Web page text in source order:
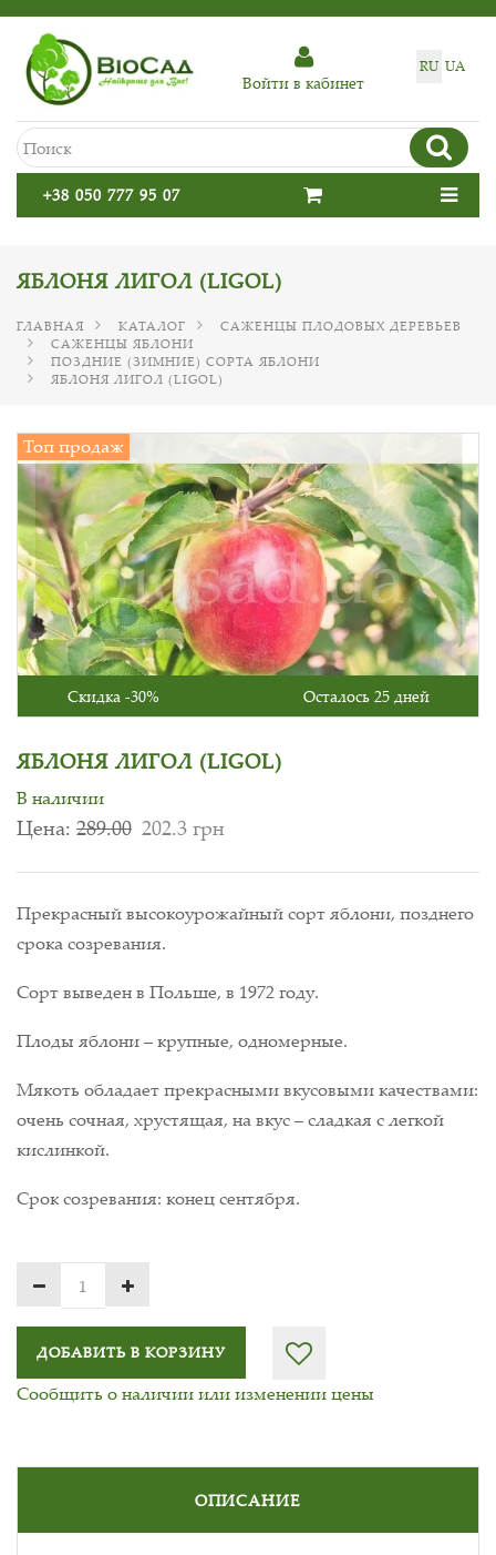
RU UA
Войти в кабинет
+38 050 777 95 07
ЯБЛОНЯ ЛИГОЛ (LIGOL)
ГЛАВНАЯ КАТАЛОГ
САЖЕНЦЫ ПЛОДОВЫХ ДЕРЕВЬЕВ
САЖЕНЦЫ ЯБЛОНИ
ПОЗДНИЕ (ЗИМНИЕ) СОРТА ЯБЛОНИ
ЯБЛОНЯ ЛИГОЛ (LIGOL)
Топ продаж
Скидка -30% Осталось 25 дней
ЯБЛОНЯ ЛИГОЛ (LIGOL)
В наличии
Цена: 289.00 202.3 грн
Прекрасный высокоурожайный сорт яблони, позднего
срока созревания.
Сорт выведен в Польше, в 1972 году.
Плоды яблони – крупные, одномерные.
Мякоть обладает прекрасными вкусовыми качествами:
очень сочная, хрустящая, на вкус – сладкая с легкой
кислинкой.
Срок созревания: конец сентября.
ДОБАВИТЬ В КОРЗИНУ
Сообщить о наличии или изменении цены
ОПИСАНИЕ